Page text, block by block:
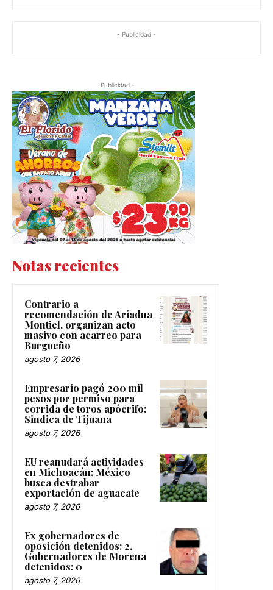
- Publicidad -
-Publicidad -
Notas recientes
Contrario a
recomendación de Ariadna
Montiel, organizan acto
masivo con acarreo para
Burgueño
agosto 7, 2026
Empresario pagó 200 mil
pesos por permiso para
corrida de toros apócrifo:
Sindica de Tijuana
agosto 7, 2026
EU reanudará actividades
en Michoacán; México
busca destrabar
exportación de aguacate
agosto 7, 2026
Ex gobernadores de
oposición detenidos: 2.
Gobernadores de Morena
detenidos: 0
agosto 7, 2026